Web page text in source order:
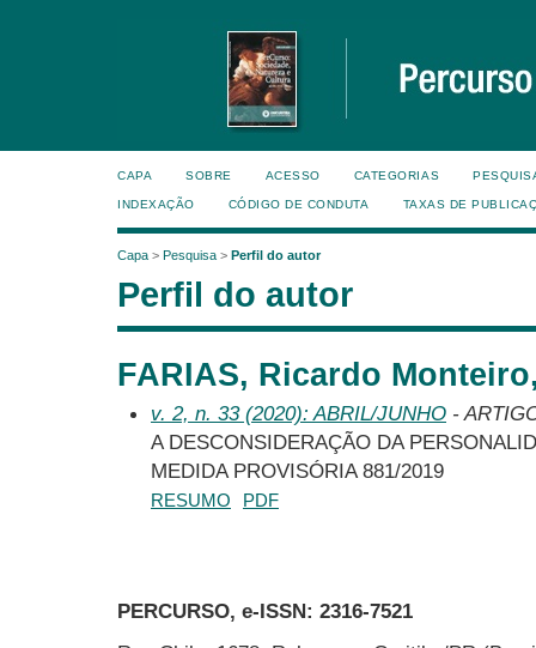
CAPA SOBRE ACESSO CATEGORIAS
INDEXAÇÃO CÓDIGO DE CONDUTA TAXAS DE
Capa > Pesquisa > Perfil do autor
Perfil do autor
FARIAS, Ricardo
v. 2, n. 33 (2020): ABRIL/JUNHO -
A DESCONSIDERAÇÃO DA
MEDIDA PROVISÓRIA 881/2019
RESUMO PDF
PERCURSO, e-ISSN: 2316-7521